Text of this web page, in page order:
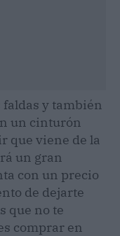
faldas y también
un cinturón
que viene de la
un gran
con un precio
de dejarte
que no te
comprar en